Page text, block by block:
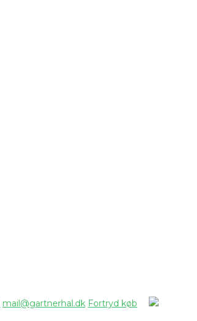
mail@gartnerhal.dk Fortryd køb